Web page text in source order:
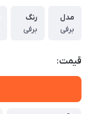
مدل
برفی
رنگ
برفی
قیمت: